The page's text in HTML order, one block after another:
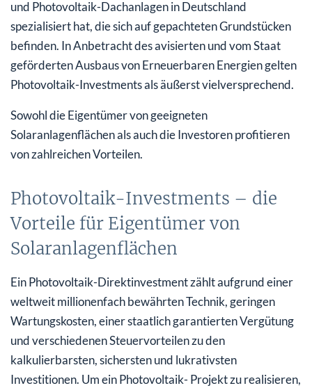
und Photovoltaik-Dachanlagen in Deutschland
spezialisiert hat, die sich auf gepachteten Grundstücken
befinden. In Anbetracht des avisierten und vom Staat
geförderten Ausbaus von Erneuerbaren Energien gelten
Photovoltaik-Investments als äußerst vielversprechend.
Sowohl die Eigentümer von geeigneten
Solaranlagenflächen als auch die Investoren profitieren
von zahlreichen Vorteilen.
Photovoltaik-Investments – die
Vorteile für Eigentümer von
Solaranlagenflächen
Ein Photovoltaik-Direktinvestment zählt aufgrund einer
weltweit millionenfach bewährten Technik, geringen
Wartungskosten, einer staatlich garantierten Vergütung
und verschiedenen Steuervorteilen zu den
kalkulierbarsten, sichersten und lukrativsten
Investitionen. Um ein Photovoltaik- Projekt zu realisieren,